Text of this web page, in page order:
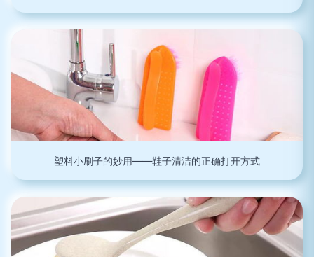
塑料小刷子的妙用——鞋子清洁的正确打开方式